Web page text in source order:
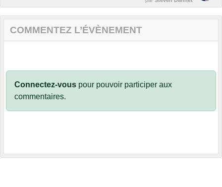
COMMENTEZ L’ÉVÈNEMENT
Connectez-vous pour pouvoir participer aux
commentaires.